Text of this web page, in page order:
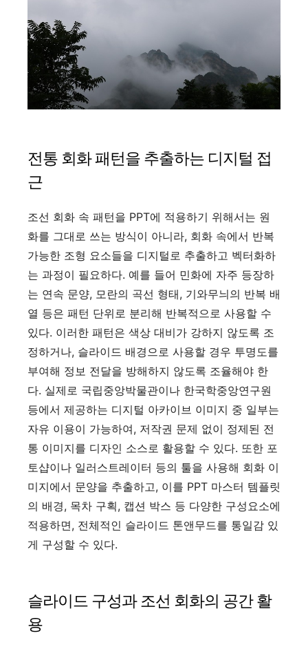
전통 회화 패턴을 추출하는 디지털 접
근
조선 회화 속 패턴을 PPT에 적용하기 위해서는 원
화를 그대로 쓰는 방식이 아니라, 회화 속에서 반복
가능한 조형 요소들을 디지털로 추출하고 벡터화하
는 과정이 필요하다. 예를 들어 민화에 자주 등장하
는 연속 문양, 모란의 곡선 형태, 기와무늬의 반복 배
열 등은 패턴 단위로 분리해 반복적으로 사용할 수
있다. 이러한 패턴은 색상 대비가 강하지 않도록 조
정하거나, 슬라이드 배경으로 사용할 경우 투명도를
부여해 정보 전달을 방해하지 않도록 조율해야 한
다. 실제로 국립중앙박물관이나 한국학중앙연구원
등에서 제공하는 디지털 아카이브 이미지 중 일부는
자유 이용이 가능하여, 저작권 문제 없이 정제된 전
통 이미지를 디자인 소스로 활용할 수 있다. 또한 포
토샵이나 일러스트레이터 등의 툴을 사용해 회화 이
미지에서 문양을 추출하고, 이를 PPT 마스터 템플릿
의 배경, 목차 구획, 캡션 박스 등 다양한 구성요소에
적용하면, 전체적인 슬라이드 톤앤무드를 통일감 있
게 구성할 수 있다.
슬라이드 구성과 조선 회화의 공간 활
용